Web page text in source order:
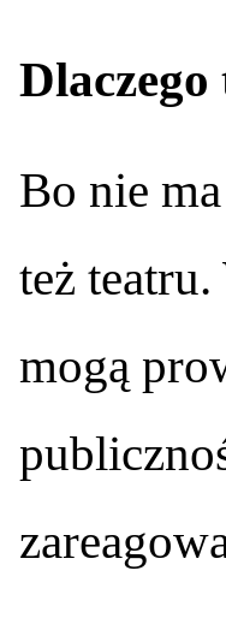
Bo nie
też
mogą